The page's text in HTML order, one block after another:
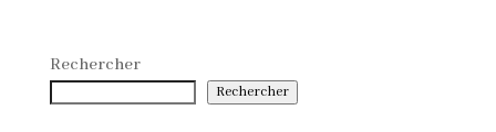
Rechercher
Rechercher